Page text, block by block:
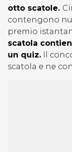
otto scatole.
contengono
premio
scatola
un quiz. Il
scatola e ne